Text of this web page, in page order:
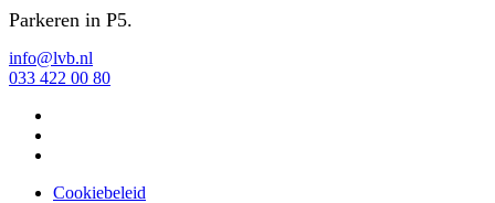
Parkeren in P5.
info@lvb.nl
033 422 00 80
Cookiebeleid